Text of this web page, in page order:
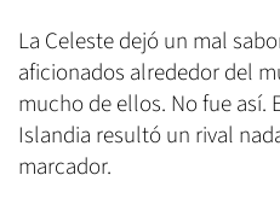
La Celeste dejó un mal
aficionados alrededor del
mucho de ellos. No fue así.
Islandia resultó un rival
marcador.